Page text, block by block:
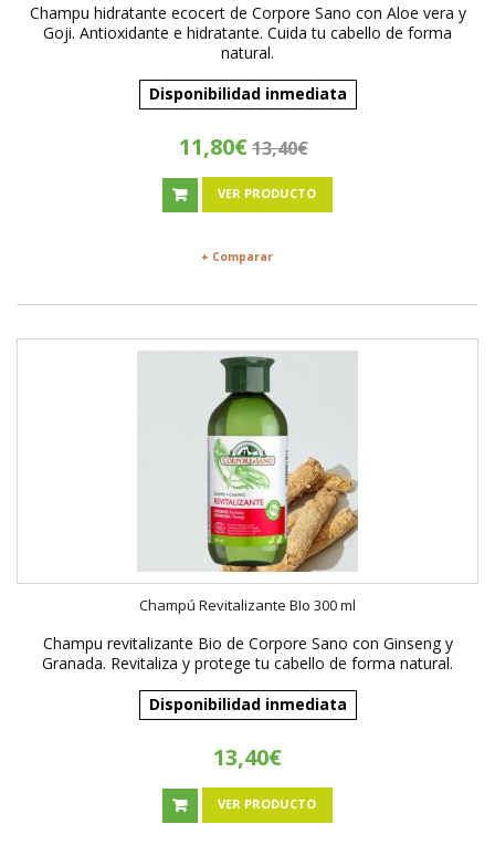
Champu hidratante ecocert de Corpore Sano con Aloe vera y
Goji. Antioxidante e hidratante. Cuida tu cabello de forma
natural.
Disponibilidad inmediata
11,80€13,40€
VER PRODUCTO
+ Comparar
Champú Revitalizante BIo 300 ml
Champu revitalizante Bio de Corpore Sano con Ginseng y
Granada. Revitaliza y protege tu cabello de forma natural.
Disponibilidad inmediata
13,40€
VER PRODUCTO